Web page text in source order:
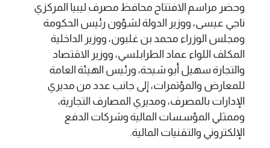
وحضر مراسم الافتتاح محافظ مصرف ليبيا المركزي
ناجي عيسى، ووزير الدولة لشؤون رئيس الحكومة
ومجلس الوزراء محمد بن غلبون، ووزير الداخلية
المكلف اللواء عماد الطرابلسي، ووزير الاقتصاد
والتجارة سهيل أبو شيحة، ورئيس الهيئة العامة
للمعارض والمؤتمرات، إلى جانب عدد من مديري
الإدارات بالمصرف، ومديري المصارف التجارية،
وممثلي المؤسسات المالية وشركات الدفع
الإلكتروني والتقنيات المالية.